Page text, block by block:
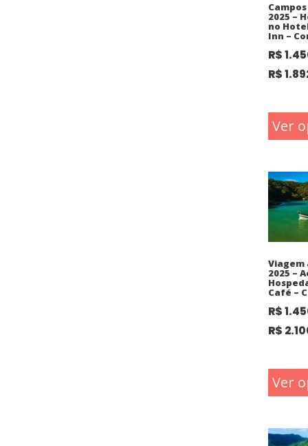
2025 –
no
Inn –
R$
R$
Ver
Viagem
2025 –
Café –
R$
R$
Ver